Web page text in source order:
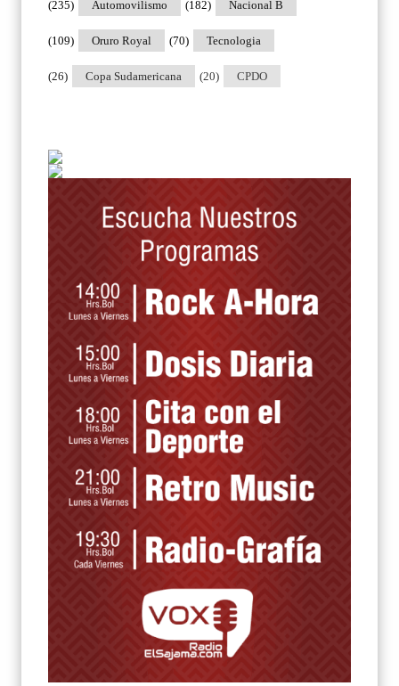
Automovilismo
(235) Nacional B
(182)
Oruro Royal
(109) Tecnologia
(70)
Copa Sudamericana
(26) CPDO
(20)